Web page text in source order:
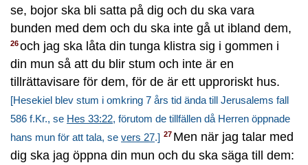
se, bojor ska bli satta på dig och du ska vara
bunden med dem och du ska inte gå ut ibland dem,
26och jag ska låta din tunga klistra sig i gommen i
din mun så att du blir stum och inte är en
tillrättavisare för dem, för de är ett upproriskt hus.
[Hesekiel blev stum i omkring 7 års tid ända till Jerusalems fall
586 f.Kr., se Hes 33:22, förutom de tillfällen då Herren öppnade
hans mun för att tala, se vers 27.] 27 Men när jag talar med
dig ska jag öppna din mun och du ska säga till dem: